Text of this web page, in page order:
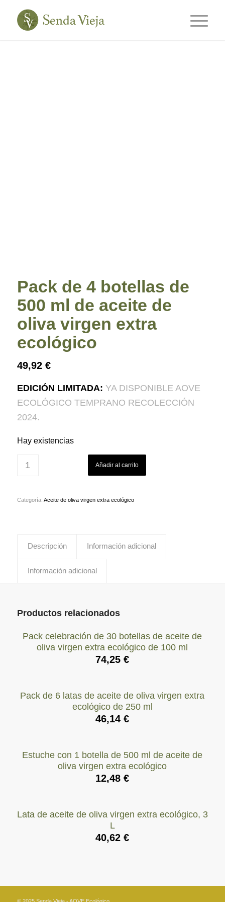
Pack de 4 botellas de
500 ml de aceite de
oliva virgen extra
ecológico
49,92 €
EDICIÓN LIMITADA: YA DISPONIBLE AOVE
ECOLÓGICO TEMPRANO RECOLECCIÓN
2024.
Hay existencias
Añadir al carrito
Categoría: Aceite de oliva virgen extra ecológico
Descripción Información adicional
Información adicional
Productos relacionados
Pack celebración de 30 botellas de aceite de
oliva virgen extra ecológico de 100 ml
74,25€
Pack de 6 latas de aceite de oliva virgen extra
ecológico de 250 ml
46,14€
Estuche con 1 botella de 500 ml de aceite de
oliva virgen extra ecológico
12,48€
Lata de aceite de oliva virgen extra ecológico, 3
L
40,62€